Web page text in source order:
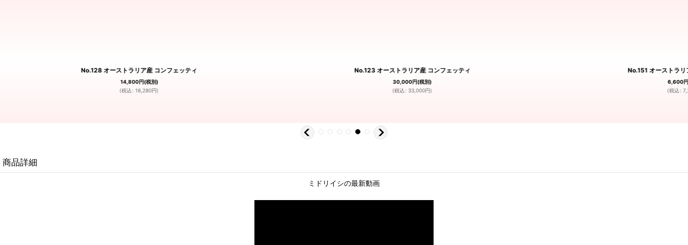
No.128 オーストラリア産 コンフェッティ
14,800円(税別)
(税込: 16,280円)
No.123 オーストラリア産 コンフェッティ
30,000円(税別)
(税込: 33,000円)
No.151 オーストラ
6,600
(税込:
商品詳細
ミドリイシの最新動画